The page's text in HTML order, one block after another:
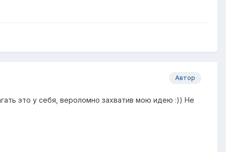
Автор
это у себя, вероломно захватив мою идею :)) Не